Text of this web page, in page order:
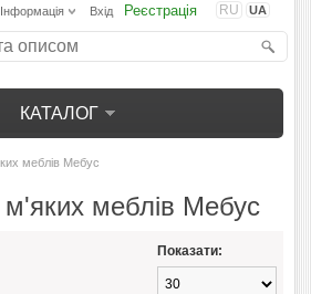
RU UA
Інформація Вхід Реєстрація
КАТАЛОГ
меблів Мебус
меблів Мебус
Показати: